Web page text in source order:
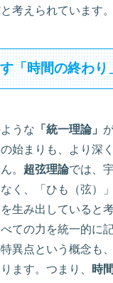
考えられています。
「時間の終わり
うな 「統一理論」
始まりも、より深
。 超弦理論では、
く、「ひも（弦）
生み出していると
ての力を統一的に
異点という概念も
ます。つまり、
時間